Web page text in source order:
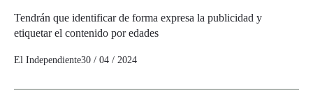
Tendrán que identificar de forma expresa la publicidad y
etiquetar el contenido por edades
El Independiente30 / 04 / 2024